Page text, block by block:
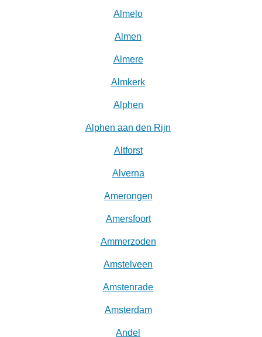
Almelo
Almen
Almere
Almkerk
Alphen
Alphen aan den Rijn
Altforst
Alverna
Amerongen
Amersfoort
Ammerzoden
Amstelveen
Amstenrade
Amsterdam
Andel